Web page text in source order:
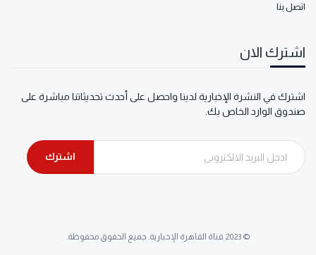
اتصل بنا
اشترك الان
اشترك في النشرة الإخبارية لدينا واحصل على أحدث تحديثاتنا مباشرة على
صندوق الوارد الخاص بك.
اشترك
© 2023 قناة القاهرة الإخبارية. جميع الحقوق محفوظة.